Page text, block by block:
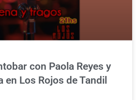
con Paola Reyes y
en Los Rojos de Tandil